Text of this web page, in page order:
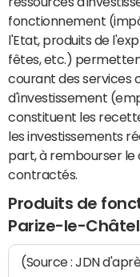
fonctionnement
l'Etat, produits de
fêtes, etc.)
courant des services
d'investissement
constituent les
les investissements
part, à rembourser le
contractés.
Produits de
Parize-le-Châtel
(Source : JDN